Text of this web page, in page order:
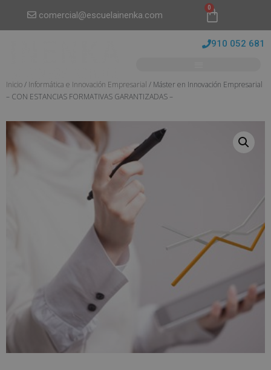
comercial@escuelainenka.com
0
910 052 681
Inicio/ Informática e Innovación Empresarial / Máster en Innovación Empresarial
– CON ESTANCIAS FORMATIVAS GARANTIZADAS –